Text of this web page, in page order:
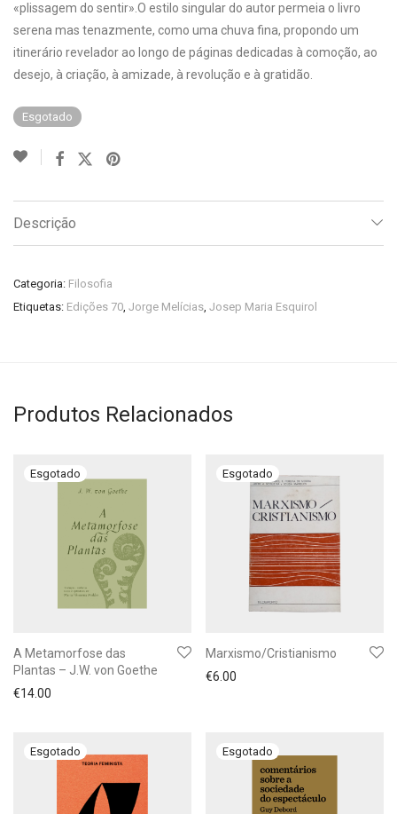
«plissagem do sentir».O estilo singular do autor permeia o livro
serena mas tenazmente, como uma chuva fina, propondo um
itinerário revelador ao longo de páginas dedicadas à comoção, ao
desejo, à criação, à amizade, à revolução e à gratidão.
Esgotado
Descrição
Categoria: Filosofia
Etiquetas: Edições 70, Jorge Melícias, Josep Maria Esquirol
Produtos Relacionados
A Metamorfose das
Plantas – J.W. von Goethe
€14.00
Marxismo/Cristianismo
€6.00